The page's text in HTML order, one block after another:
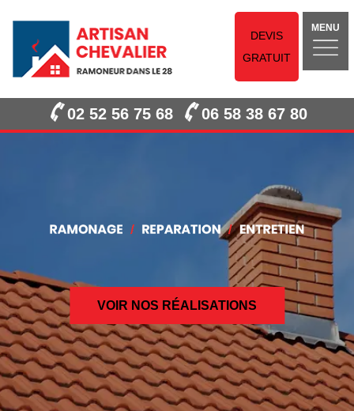
DEVIS
GRATUIT
MENU
02 52 56 75 68 06 58 38 67 80
VOIR NOS RÉALISATIONS